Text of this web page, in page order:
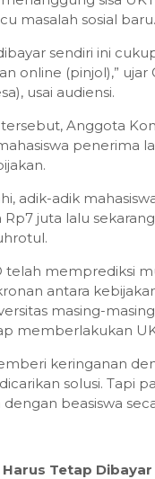
masalah sosial baru.
sendiri ini
online (pinjol),” ujar
usai audiensi.
Anggota
penerima
adik-adik
Rp7 juta lalu
telah memprediksi
antara
masing-
memberlakukan
keringanan
solusi. Tapi
beasiswa
Tetap